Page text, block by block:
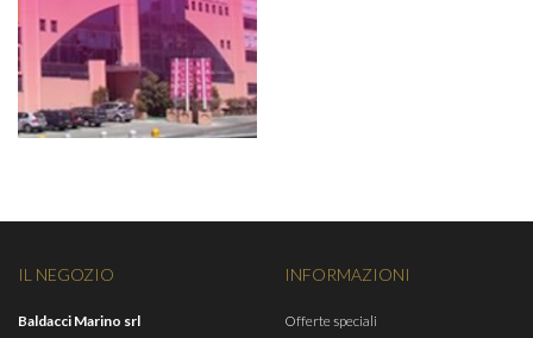
IL NEGOZIO
Baldacci Marino srl
INFORMAZIONI
Offerte speciali